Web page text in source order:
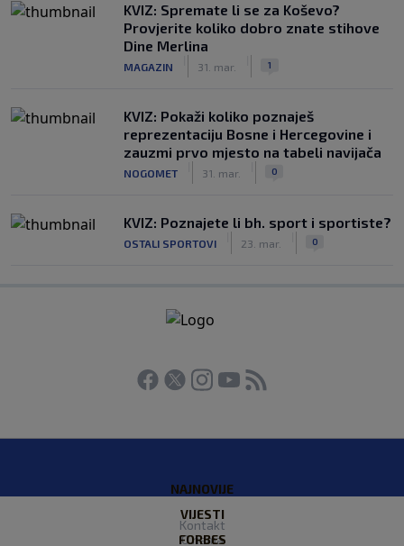
KVIZ: Spremate li se za Koševo?
Provjerite koliko dobro znate stihove
Dine Merlina
MAGAZIN 31. mar. 1
KVIZ: Pokaži koliko poznaješ
reprezentaciju Bosne i Hercegovine i
zauzmi prvo mjesto na tabeli navijača
NOGOMET 31. mar. 0
KVIZ: Poznajete li bh. sport i sportiste?
OSTALI SPORTOVI 23. mar. 0
NAJNOVIJE
VIJESTI
FORBES
Kontakt
O nama